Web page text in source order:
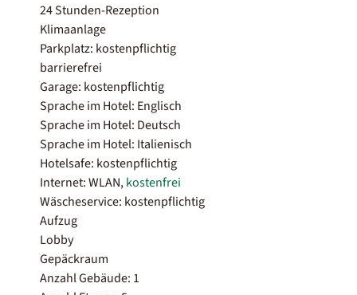
24 Stunden-Rezeption
Klimaanlage
Parkplatz: kostenpflichtig
barrierefrei
Garage: kostenpflichtig
Sprache im Hotel: Englisch
Sprache im Hotel: Deutsch
Sprache im Hotel: Italienisch
Hotelsafe: kostenpflichtig
Internet: WLAN,kostenfrei
Wäscheservice: kostenpflichtig
Aufzug
Lobby
Gepäckraum
Anzahl Gebäude: 1